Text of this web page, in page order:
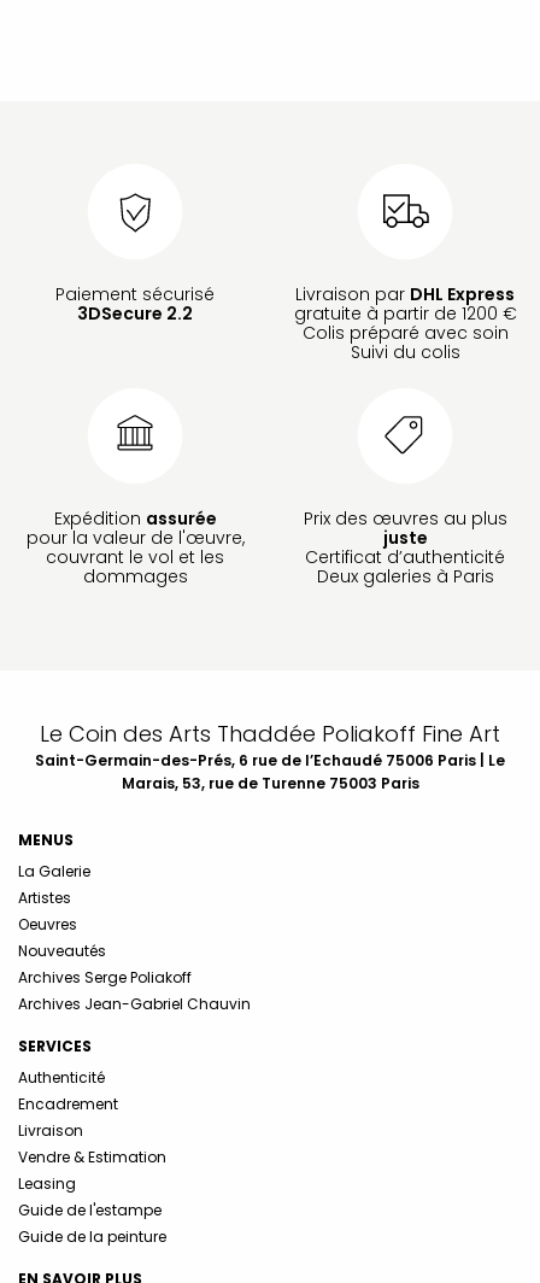
Paiement sécurisé
3DSecure 2.2
Livraison par DHL Express
gratuite à partir de 1200 €
Colis préparé avec soin
Suivi du colis
Expédition assurée
pour la valeur de l'œuvre,
couvrant le vol et les
dommages
Prix des œuvres au plus
juste
Certificat d’authenticité
Deux galeries à Paris
Le Coin des Arts Thaddée Poliakoff Fine Art
Saint-Germain-des-Prés, 6 rue de l’Echaudé 75006 Paris | Le
Marais, 53, rue de Turenne 75003 Paris
MENUS
La Galerie
Artistes
Oeuvres
Nouveautés
Archives Serge Poliakoff
Archives Jean-Gabriel Chauvin
SERVICES
Authenticité
Encadrement
Livraison
Vendre & Estimation
Leasing
Guide de l'estampe
Guide de la peinture
EN SAVOIR PLUS